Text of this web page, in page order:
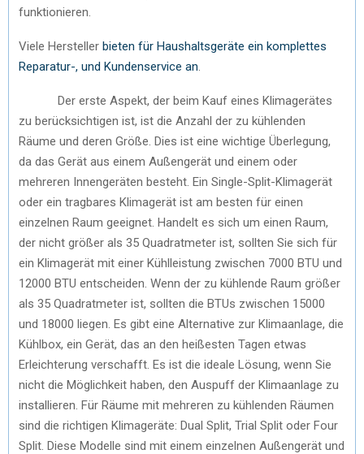
funktionieren.
Viele Hersteller bieten für Haushaltsgeräte ein komplettes
Reparatur-, und Kundenservice an
Der erste Aspekt, der beim Kauf eines Klimagerätes
zu berücksichtigen ist, ist die Anzahl der zu kühlenden
Räume und deren Größe. Dies ist eine wichtige Überlegung,
da das Gerät aus einem Außengerät und einem oder
mehreren Innengeräten besteht. Ein Single-Split-Klimagerät
oder ein tragbares Klimagerät ist am besten für einen
einzelnen Raum geeignet. Handelt es sich um einen Raum,
der nicht größer als 35 Quadratmeter ist, sollten Sie sich für
ein Klimagerät mit einer Kühlleistung zwischen 7000 BTU und
12000 BTU entscheiden. Wenn der zu kühlende Raum größer
als 35 Quadratmeter ist, sollten die BTUs zwischen 15000
und 18000 liegen. Es gibt eine Alternative zur Klimaanlage, die
Kühlbox, ein Gerät, das an den heißesten Tagen etwas
Erleichterung verschafft. Es ist die ideale Lösung, wenn Sie
nicht die Möglichkeit haben, den Auspuff der Klimaanlage zu
installieren. Für Räume mit mehreren zu kühlenden Räumen
sind die richtigen Klimageräte: Dual Split, Trial Split oder Four
Split. Diese Modelle sind mit einem einzelnen Außengerät und